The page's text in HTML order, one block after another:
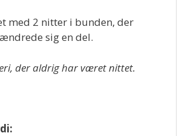
med 2 nitter i bunden, der
sig en del.
der aldrig har været nittet.